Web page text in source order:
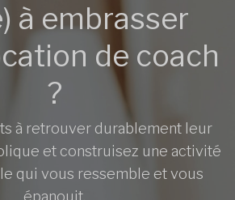
à embrasser
de coach
?
à retrouver durablement leur
et construisez une activité
qui vous ressemble et vous
épanouit.